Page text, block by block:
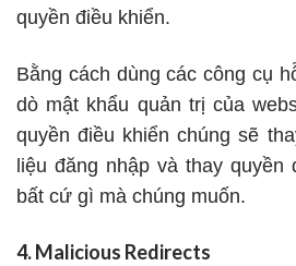
quyền điều khiển.
Bằng cách dùng các công cụ
dò mật khẩu quản trị của
quyền điều khiển chúng sẽ
liệu đăng nhập và thay quyền
bất cứ gì mà chúng muốn.
4. Malicious Redirects